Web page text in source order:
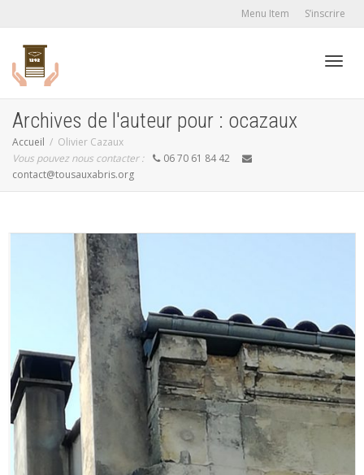
Menu Item S’inscrire
Archives de l'auteur pour : ocazaux
Accueil
Olivier Cazaux
Vous pouvez nous contacter :
06 70 61 84 42
contact@tousauxabris.org